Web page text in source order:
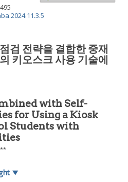
e
검 전략을 결합한 중재
키오스크 사용 기술에
with Self-
for Using a Kiosk
Students with
**
▼